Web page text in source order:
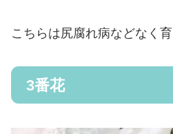
こちらは尻腐れ病などなく育
3番花